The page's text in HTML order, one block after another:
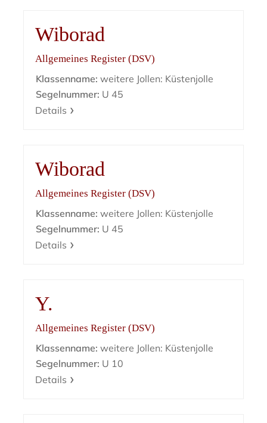
Wiborad
Allgemeines Register (DSV)
Klassenname: weitere Jollen: Küstenjolle
Segelnummer: U 45
Details
Wiborad
Allgemeines Register (DSV)
Klassenname: weitere Jollen: Küstenjolle
Segelnummer: U 45
Details
Y.
Allgemeines Register (DSV)
Klassenname: weitere Jollen: Küstenjolle
Segelnummer: U 10
Details